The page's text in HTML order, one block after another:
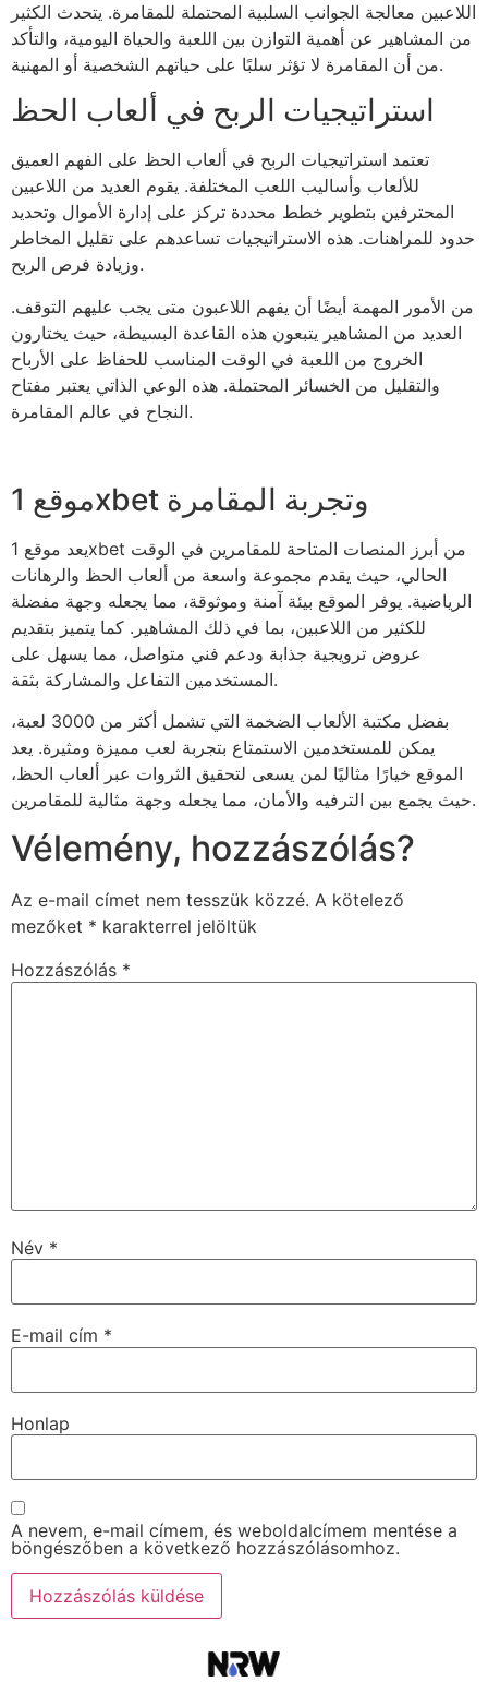
اللاعبين معالجة الجوانب السلبية المحتملة للمقامرة. يتحدث الكثير
من المشاهير عن أهمية التوازن بين اللعبة والحياة اليومية، والتأكد
من أن المقامرة لا تؤثر سلبًا على حياتهم الشخصية أو المهنية.
استراتيجيات الربح في ألعاب الحظ
تعتمد استراتيجيات الربح في ألعاب الحظ على الفهم العميق
للألعاب وأساليب اللعب المختلفة. يقوم العديد من اللاعبين
المحترفين بتطوير خطط محددة تركز على إدارة الأموال وتحديد
حدود للمراهنات. هذه الاستراتيجيات تساعدهم على تقليل المخاطر
وزيادة فرص الربح.
من الأمور المهمة أيضًا أن يفهم اللاعبون متى يجب عليهم التوقف.
العديد من المشاهير يتبعون هذه القاعدة البسيطة، حيث يختارون
الخروج من اللعبة في الوقت المناسب للحفاظ على الأرباح
والتقليل من الخسائر المحتملة. هذه الوعي الذاتي يعتبر مفتاح
النجاح في عالم المقامرة.
موقع 1xbet وتجربة المقامرة
يعد موقع 1xbet من أبرز المنصات المتاحة للمقامرين في الوقت
الحالي، حيث يقدم مجموعة واسعة من ألعاب الحظ والرهانات
الرياضية. يوفر الموقع بيئة آمنة وموثوقة، مما يجعله وجهة مفضلة
للكثير من اللاعبين، بما في ذلك المشاهير. كما يتميز بتقديم
عروض ترويجية جذابة ودعم فني متواصل، مما يسهل على
المستخدمين التفاعل والمشاركة بثقة.
بفضل مكتبة الألعاب الضخمة التي تشمل أكثر من 3000 لعبة،
يمكن للمستخدمين الاستمتاع بتجربة لعب مميزة ومثيرة. يعد
الموقع خيارًا مثاليًا لمن يسعى لتحقيق الثروات عبر ألعاب الحظ،
حيث يجمع بين الترفيه والأمان، مما يجعله وجهة مثالية للمقامرين.
Vélemény, hozzászólás?
Az e-mail címet nem tesszük közzé. A kötelező
mezőket * karakterrel jelöltük
Hozzászólás *
Név *
E-mail cím *
Honlap
A nevem, e-mail címem, és weboldalcímem mentése a
böngészőben a következő hozzászólásomhoz.